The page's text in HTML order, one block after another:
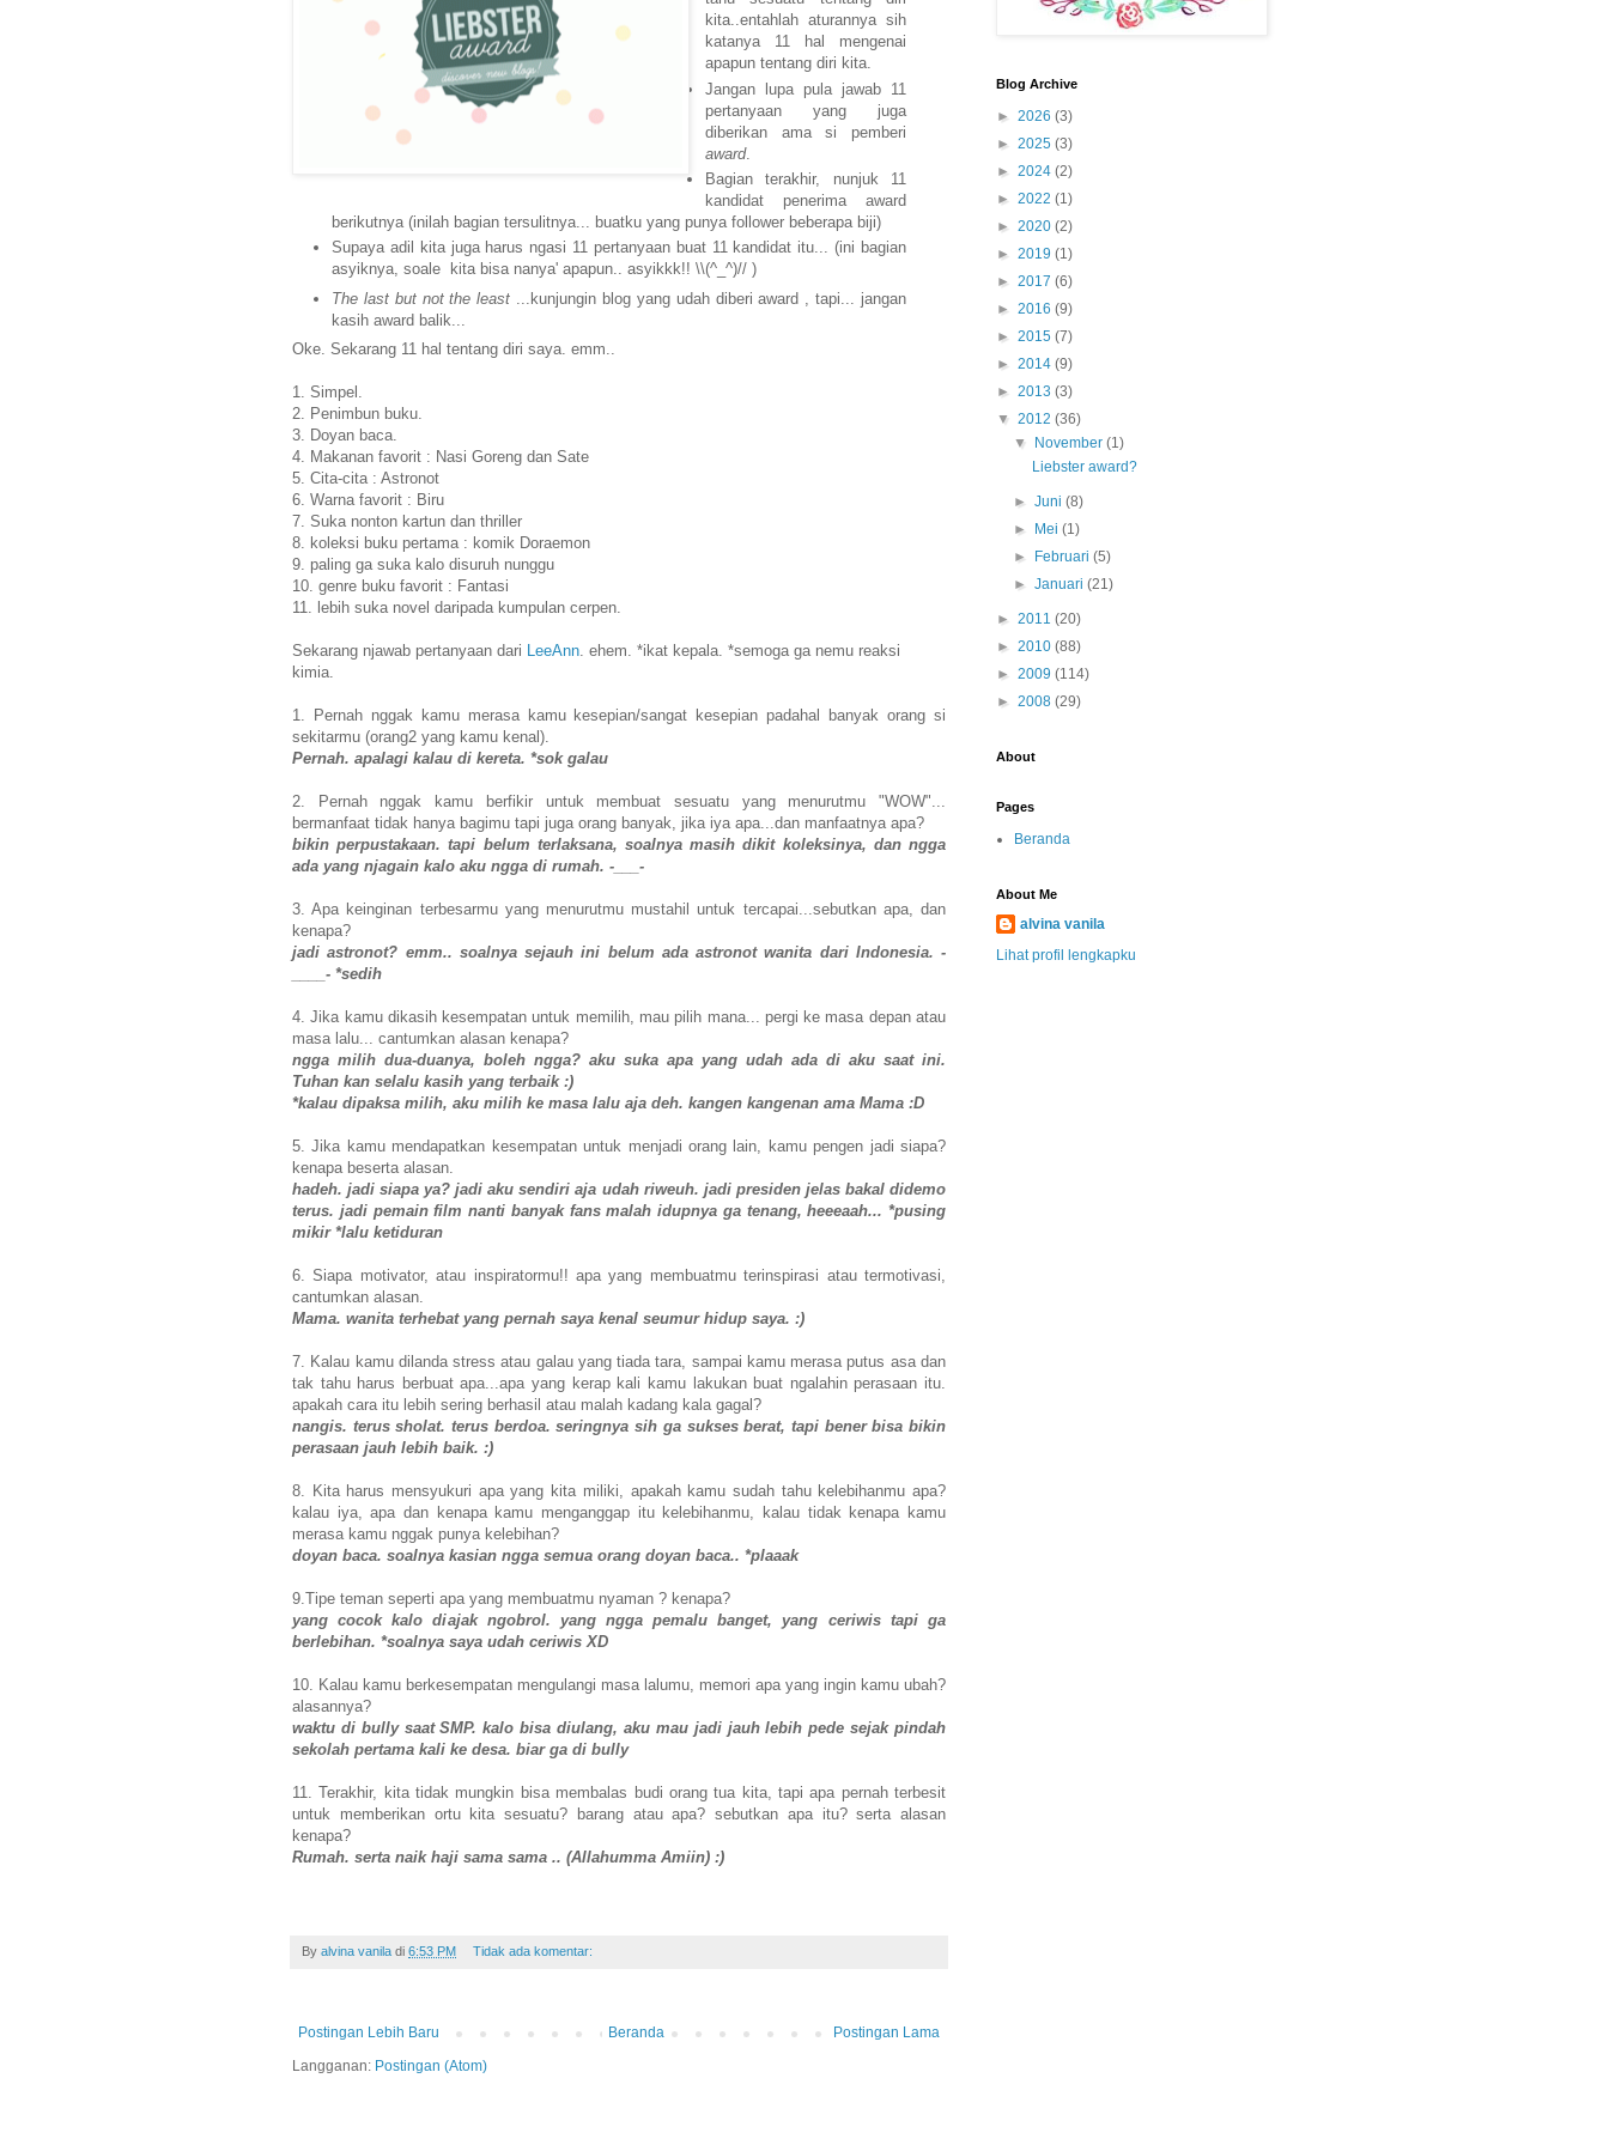
kita..entahlah aturannya sih
katanya 11 hal mengenai
apapun tentang diri kita.
Jangan lupa pula jawab 11
pertanyaan yang juga
diberikan ama si pemberi
award.
Bagian terakhir, nunjuk 11
kandidat penerima award
berikutnya (inilah bagian tersulitnya... buatku yang punya follower beberapa biji)
Supaya adil kita juga harus ngasi 11 pertanyaan buat 11 kandidat itu... (ini bagian
asyiknya, soale kita bisa nanya' apapun.. asyikkk!! \\(^_^)// )
The last but not the least ...kunjungin blog yang udah diberi award , tapi... jangan
kasih award balik...
Oke. Sekarang 11 hal tentang diri saya. emm..
1. Simpel.
2. Penimbun buku.
3. Doyan baca.
4. Makanan favorit : Nasi Goreng dan Sate
5. Cita-cita : Astronot
6. Warna favorit : Biru
7. Suka nonton kartun dan thriller
8. koleksi buku pertama : komik Doraemon
9. paling ga suka kalo disuruh nunggu
10. genre buku favorit : Fantasi
11. lebih suka novel daripada kumpulan cerpen.
Sekarang njawab pertanyaan dari LeeAnn. ehem. *ikat kepala. *semoga ga nemu reaksi
kimia.
1. Pernah nggak kamu merasa kamu kesepian/sangat kesepian padahal banyak orang si
sekitarmu (orang2 yang kamu kenal).
Pernah. apalagi kalau di kereta. *sok galau
2. Pernah nggak kamu berfikir untuk membuat sesuatu yang menurutmu "WOW"...
bermanfaat tidak hanya bagimu tapi juga orang banyak, jika iya apa...dan manfaatnya apa?
bikin perpustakaan. tapi belum terlaksana, soalnya masih dikit koleksinya, dan ngga
ada yang njagain kalo aku ngga di rumah. -___-
3. Apa keinginan terbesarmu yang menurutmu mustahil untuk tercapai...sebutkan apa, dan
kenapa?
jadi astronot? emm.. soalnya sejauh ini belum ada astronot wanita dari Indonesia. -
____- *sedih
4. Jika kamu dikasih kesempatan untuk memilih, mau pilih mana... pergi ke masa depan atau
masa lalu... cantumkan alasan kenapa?
ngga milih dua-duanya, boleh ngga? aku suka apa yang udah ada di aku saat ini.
Tuhan kan selalu kasih yang terbaik :)
*kalau dipaksa milih, aku milih ke masa lalu aja deh. kangen kangenan ama Mama :D
5. Jika kamu mendapatkan kesempatan untuk menjadi orang lain, kamu pengen jadi siapa?
kenapa beserta alasan.
hadeh. jadi siapa ya? jadi aku sendiri aja udah riweuh. jadi presiden jelas bakal didemo
terus. jadi pemain film nanti banyak fans malah idupnya ga tenang, heeeaah... *pusing
mikir *lalu ketiduran
6. Siapa motivator, atau inspiratormu!! apa yang membuatmu terinspirasi atau termotivasi,
cantumkan alasan.
Mama. wanita terhebat yang pernah saya kenal seumur hidup saya. :)
7. Kalau kamu dilanda stress atau galau yang tiada tara, sampai kamu merasa putus asa dan
tak tahu harus berbuat apa...apa yang kerap kali kamu lakukan buat ngalahin perasaan itu.
apakah cara itu lebih sering berhasil atau malah kadang kala gagal?
nangis. terus sholat. terus berdoa. seringnya sih ga sukses berat, tapi bener bisa bikin
perasaan jauh lebih baik. :)
8. Kita harus mensyukuri apa yang kita miliki, apakah kamu sudah tahu kelebihanmu apa?
kalau iya, apa dan kenapa kamu menganggap itu kelebihanmu, kalau tidak kenapa kamu
merasa kamu nggak punya kelebihan?
doyan baca. soalnya kasian ngga semua orang doyan baca.. *plaaak
9.Tipe teman seperti apa yang membuatmu nyaman ? kenapa?
yang cocok kalo diajak ngobrol. yang ngga pemalu banget, yang ceriwis tapi ga
berlebihan. *soalnya saya udah ceriwis XD
10. Kalau kamu berkesempatan mengulangi masa lalumu, memori apa yang ingin kamu ubah?
alasannya?
waktu di bully saat SMP. kalo bisa diulang, aku mau jadi jauh lebih pede sejak pindah
sekolah pertama kali ke desa. biar ga di bully
11. Terakhir, kita tidak mungkin bisa membalas budi orang tua kita, tapi apa pernah terbesit
untuk memberikan ortu kita sesuatu? barang atau apa? sebutkan apa itu? serta alasan
kenapa?
Rumah. serta naik haji sama sama .. (Allahumma Amiin) :)
By alvina vanila di 6:53 PM Tidak ada komentar:
Postingan Lebih Baru Postingan Lama
Beranda
Langganan: Postingan (Atom)
Blog Archive
► 2026 (3)
► 2025 (3)
► 2024 (2)
► 2022 (1)
► 2020 (2)
► 2019 (1)
► 2017 (6)
► 2016 (9)
► 2015 (7)
► 2014 (9)
► 2013 (3)
▼ 2012 (36)
▼
November(1)
Liebster award?
►Juni(8)
►
Mei(1)
►
Februari(5)
►Januari(21)
► 2011 (20)
► 2010 (88)
► 2009 (114)
► 2008 (29)
About
Pages
Beranda
About Me
alvina vanila
Lihat profil lengkapku